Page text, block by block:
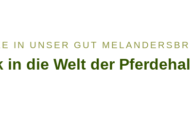
IN UNSER GUT
in die Welt der